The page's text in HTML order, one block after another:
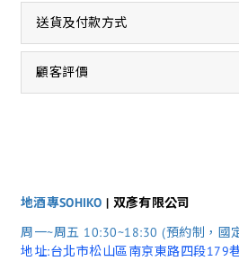
送貨及付款方式
顧客評價
地酒專SOHIKO | 双彥有限公司
周一~周五 10:30~18:30 (預約制，國
地址:台北市松山區南京東路四段179